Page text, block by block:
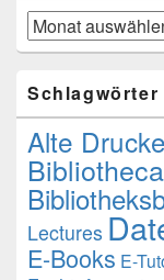
Beiträge
Schlagwörter
Alte Drucke
Lectures
E-Books E-